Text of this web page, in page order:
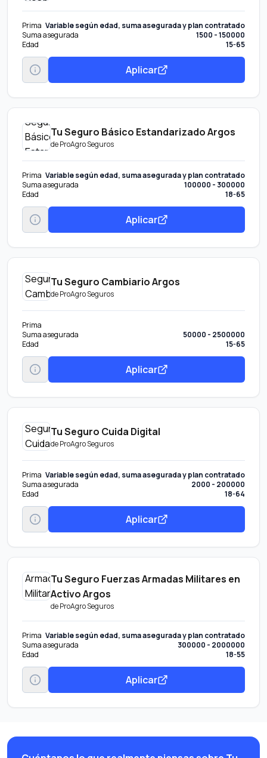
Prima Variable según edad, suma asegurada y plan contratado
Suma asegurada
1500 - 150000
Edad
15-65
Aplicar
Tu Seguro Básico Estandarizado Argos
deProAgro Seguros
Prima Variable según edad, suma asegurada y plan contratado
Suma asegurada
100000 - 300000
Edad
18-65
Aplicar
Tu Seguro Cambiario Argos
deProAgro Seguros
Prima
Suma asegurada
50000 - 2500000
Edad
15-65
Aplicar
Tu Seguro Cuida Digital
deProAgro Seguros
Prima Variable según edad, suma asegurada y plan contratado
Suma asegurada
2000 - 200000
Edad
18-64
Aplicar
Tu Seguro Fuerzas Armadas Militares en
Activo Argos
deProAgro Seguros
Prima Variable según edad, suma asegurada y plan contratado
Suma asegurada
300000 - 2000000
Edad
18-55
Aplicar